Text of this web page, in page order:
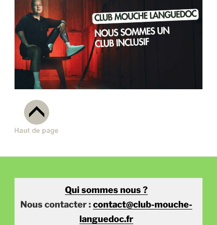
Qui sommes nous ?
Nous contacter : contact@club-mouche-
languedoc.fr